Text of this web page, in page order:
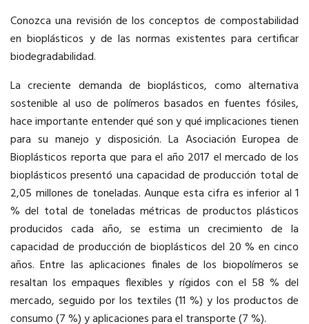
Conozca una revisión de los conceptos de compostabilidad
en bioplásticos y de las normas existentes para certificar
biodegradabilidad.
La creciente demanda de bioplásticos, como alternativa
sostenible al uso de polímeros basados en fuentes fósiles,
hace importante entender qué son y qué implicaciones tienen
para su manejo y disposición. La Asociación Europea de
Bioplásticos reporta que para el año 2017 el mercado de los
bioplásticos presentó una capacidad de producción total de
2,05 millones de toneladas. Aunque esta cifra es inferior al 1
% del total de toneladas métricas de productos plásticos
producidos cada año, se estima un crecimiento de la
capacidad de producción de bioplásticos del 20 % en cinco
años. Entre las aplicaciones finales de los biopolímeros se
resaltan los empaques flexibles y rígidos con el 58 % del
mercado, seguido por los textiles (11 %) y los productos de
consumo (7 %) y aplicaciones para el transporte (7 %).